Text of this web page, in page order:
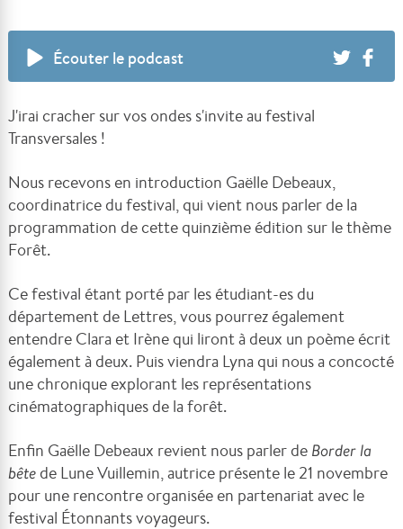
Écouter le podcast
J'irai cracher sur vos ondes s'invite au festival
Transversales !
Nous recevons en introduction Gaëlle Debeaux,
coordinatrice du festival, qui vient nous parler de la
programmation de cette quinzième édition sur le thème
Forêt.
Ce festival étant porté par les étudiant-es du
département de Lettres, vous pourrez également
entendre Clara et Irène qui liront à deux un poème écrit
également à deux. Puis viendra Lyna qui nous a concocté
une chronique explorant les représentations
cinématographiques de la forêt.
Enfin Gaëlle Debeaux revient nous parler de Border la
bête de Lune Vuillemin, autrice présente le 21 novembre
pour une rencontre organisée en partenariat avec le
festival Étonnants voyageurs.